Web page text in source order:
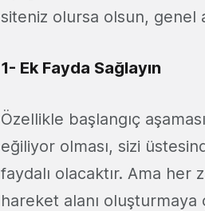
siteniz olursa olsun, genel
1- Ek Fayda Sağlayın
Özellikle başlangıç
eğiliyor olması, sizi
faydalı olacaktır. Ama her
hareket alanı oluşturmaya